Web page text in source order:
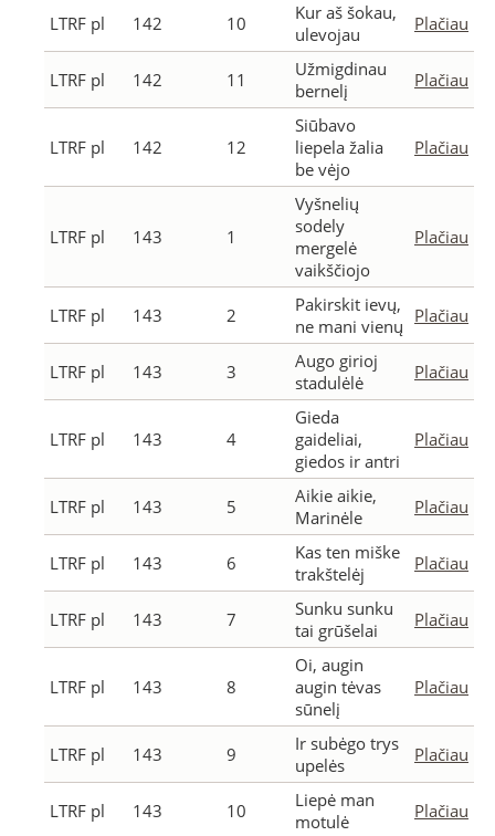
LTRF pl 142 10
Kur aš šokau,
ulevojau
Plačiau
LTRF pl 142 11
Užmigdinau
bernelį
Plačiau
LTRF pl 142 12
Siūbavo
liepela žalia
be vėjo
Plačiau
LTRF pl 143 1
Vyšnelių
sodely
mergelė
vaikščiojo
Plačiau
LTRF pl 143 2
Pakirskit ievų,
ne mani vienų Plačiau
LTRF pl 143 3
Augo girioj
stadulėlė
Plačiau
LTRF pl 143 4
Gieda
gaideliai,
giedos ir antri
Plačiau
LTRF pl 143 5
Aikie aikie,
Marinėle
Plačiau
LTRF pl 143 6
Kas ten miške
trakštelėj
Plačiau
LTRF pl 143 7
Sunku sunku
tai grūšelai
Plačiau
LTRF pl 143 8
Oi, augin
augin tėvas
sūnelį
Plačiau
LTRF pl 143 9
Ir subėgo trys
upelės
Plačiau
LTRF pl 143 10
Liepė man
motulė
Plačiau